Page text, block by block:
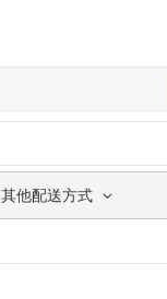
其他配送方式